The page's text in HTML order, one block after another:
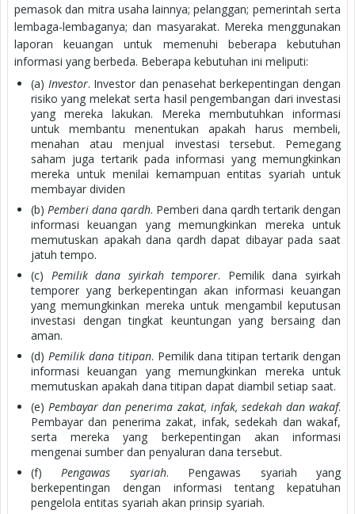
pemasok dan mitra usaha lainnya; pelanggan; pemerintah serta
lembaga-lembaganya; dan masyarakat. Mereka menggunakan
laporan keuangan untuk memenuhi beberapa kebutuhan
informasi yang berbeda. Beberapa kebutuhan ini meliputi:
(a) Investor. Investor dan penasehat berkepentingan dengan
risiko yang melekat serta hasil pengembangan dari investasi
yang mereka lakukan. Mereka membutuhkan informasi
untuk membantu menentukan apakah harus membeli,
menahan atau menjual investasi tersebut. Pemegang
saham juga tertarik pada informasi yang memungkinkan
mereka untuk menilai kemampuan entitas syariah untuk
membayar dividen
(b) Pemberi dana qardh. Pemberi dana qardh tertarik dengan
informasi keuangan yang memungkinkan mereka untuk
memutuskan apakah dana qardh dapat dibayar pada saat
jatuh tempo.
(c) Pemilik dana syirkah temporer. Pemilik dana syirkah
temporer yang berkepentingan akan informasi keuangan
yang memungkinkan mereka untuk mengambil keputusan
investasi dengan tingkat keuntungan yang bersaing dan
aman.
(d) Pemilik dana titipan. Pemilik dana titipan tertarik dengan
informasi keuangan yang memungkinkan mereka untuk
memutuskan apakah dana titipan dapat diambil setiap saat.
(e) Pembayar dan penerima zakat, infak, sedekah dan wakaf.
Pembayar dan penerima zakat, infak, sedekah dan wakaf,
serta mereka yang berkepentingan akan informasi
mengenai sumber dan penyaluran dana tersebut.
(f) Pengawas syariah. Pengawas syariah yang
berkepentingan dengan informasi tentang kepatuhan
pengelola entitas syariah akan prinsip syariah.